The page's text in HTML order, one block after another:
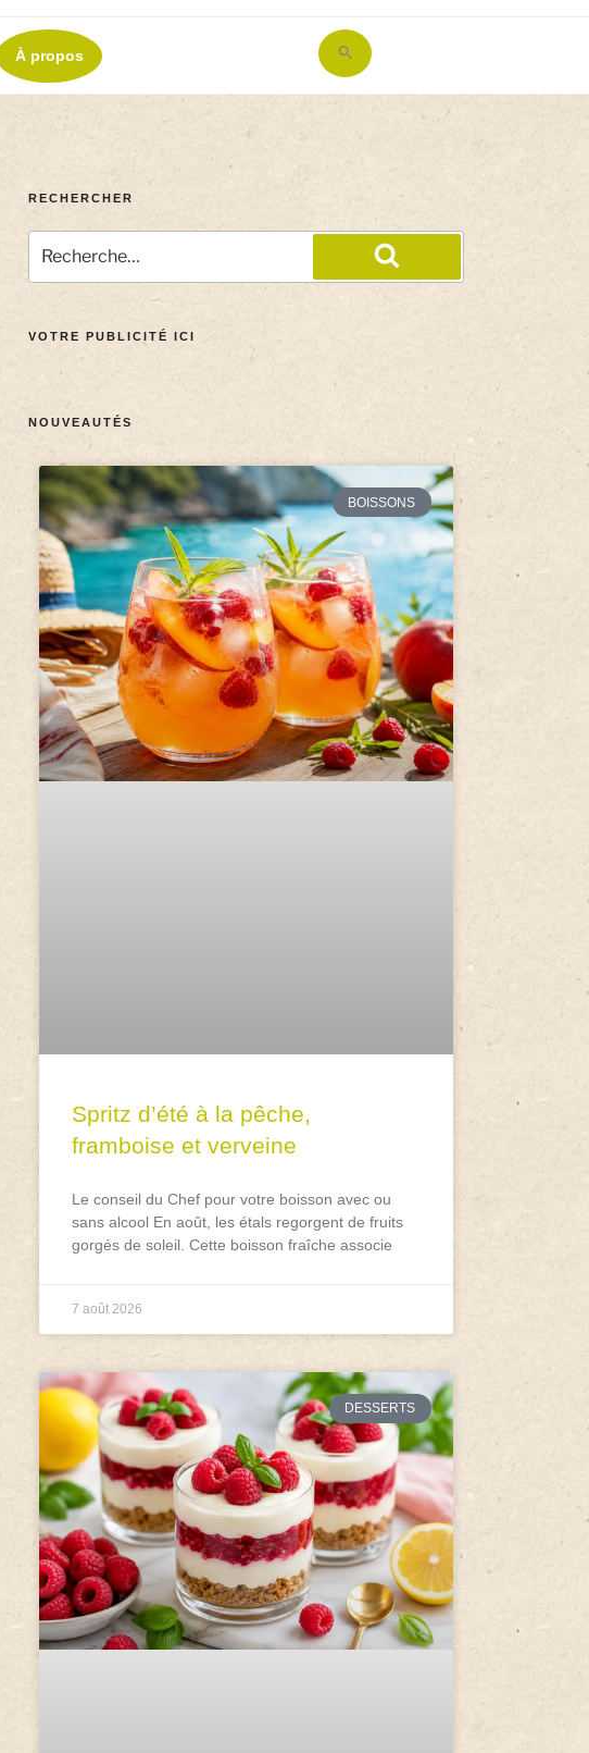
À propos
Search
for:
RECHERCHER
VOTRE PUBLICITÉ ICI
NOUVEAUTÉS
BOISSONS
Spritz d’été à la pêche,
framboise et verveine
Le conseil du Chef pour votre boisson avec ou
sans alcool En août, les étals regorgent de fruits
gorgés de soleil. Cette boisson fraîche associe
7 août 2026
DESSERTS